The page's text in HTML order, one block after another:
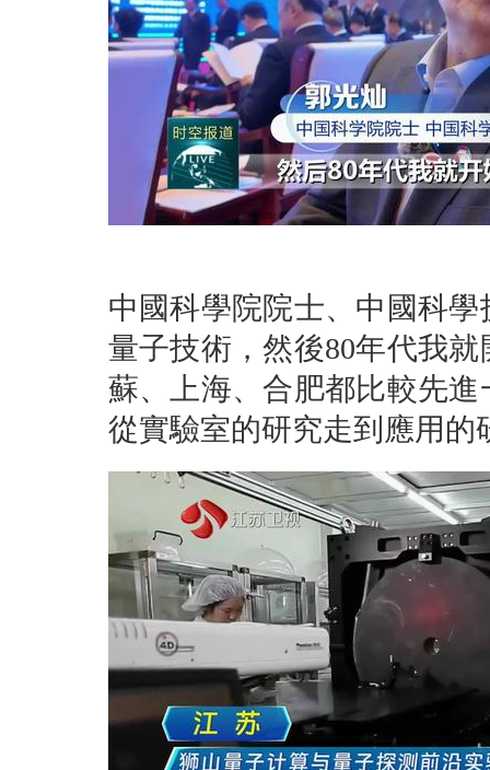
中國科學院院士、中國科
量子技術，然後80年代我
蘇、上海、合肥都比較先
從實驗室的研究走到應用的